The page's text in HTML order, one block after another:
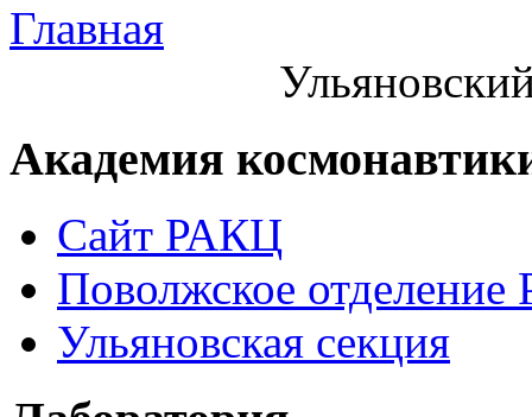
Главная
Академия
Сайт РАКЦ
Поволжское
Ульяновская секция